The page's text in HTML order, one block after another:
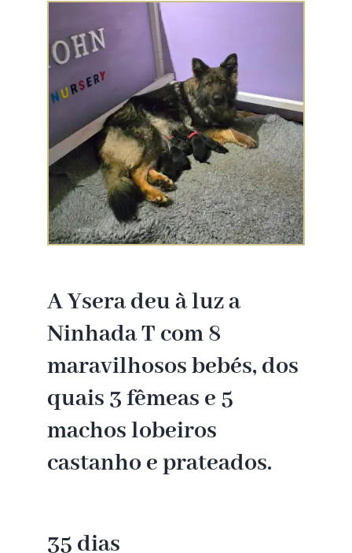
A Ysera deu à luz a
Ninhada T com 8
maravilhosos bebés, dos
quais 3 fêmeas e 5
machos lobeiros
castanho e prateados.
35 dias